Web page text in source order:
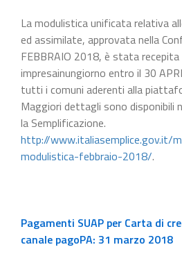
La modulistica unificata relativa
ed assimilate, approvata nella
FEBBRAIO 2018, è stata
impresainungiorno entro il 30
tutti i comuni aderenti alla
Maggiori dettagli sono disponibili
la Semplificazione.
http://www.italiasemplice.gov.it/
modulistica-febbraio-2018/.
Pagamenti SUAP per Carta di
canale pagoPA: 31 marzo 2018